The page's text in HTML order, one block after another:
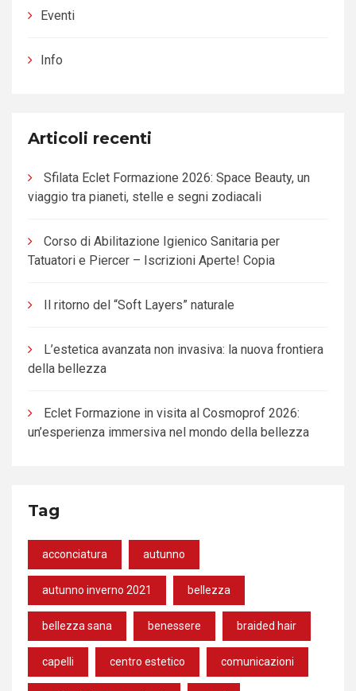
Eventi
Info
Articoli recenti
Sfilata Eclet Formazione 2026: Space Beauty, un
viaggio tra pianeti, stelle e segni zodiacali
Corso di Abilitazione Igienico Sanitaria per
Tatuatori e Piercer – Iscrizioni Aperte! Copia
Il ritorno del “Soft Layers” naturale
L’estetica avanzata non invasiva: la nuova frontiera
della bellezza
Eclet Formazione in visita al Cosmoprof 2026:
un’esperienza immersiva nel mondo della bellezza
Tag
acconciatura autunno
autunno inverno 2021 bellezza
bellezza sana benessere braided hair
capelli centro estetico comunicazioni